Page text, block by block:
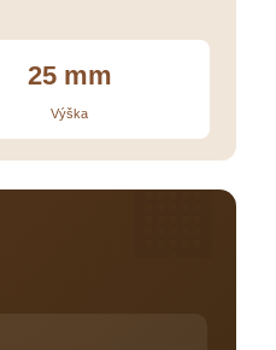
25 mm
Výška
🏢